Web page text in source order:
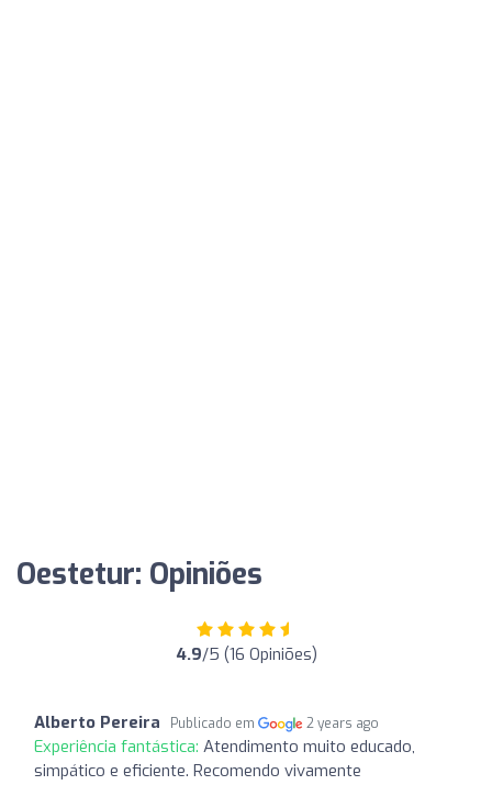
Oestetur: Opiniões
4.9/5 (16 Opiniões)
Alberto Pereira Publicado em 2 years ago
Experiência fantástica: Atendimento muito educado,
simpático e eficiente. Recomendo vivamente